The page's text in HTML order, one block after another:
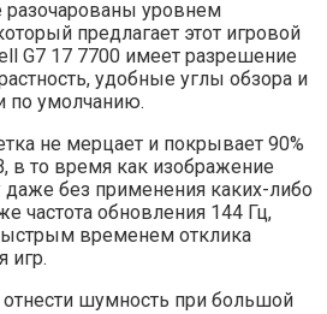
разочарованы уровнем
предлагает этот игровой
G7 17 7700 имеет разрешение
удобные углы обзора и
по умолчанию.
не мерцает и покрывает 90%
в то время как изображение
даже без применения каких-либо
частота обновления 144 Гц,
временем отклика
игр.
шумность при большой